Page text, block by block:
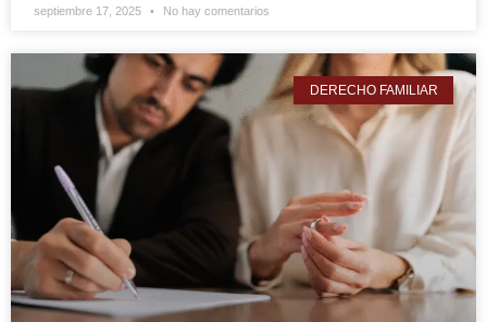
septiembre 17, 2025 No hay comentarios
DERECHO FAMILIAR